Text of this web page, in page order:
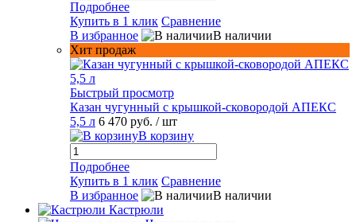
Подробнее
Купить в 1 клик Сравнение
В избранное
В наличии
Хит продаж
Быстрый просмотр
Казан чугунный с крышкой-сковородой АПЕКС
5,5 л 6 470 руб. / шт
В корзину
Подробнее
Купить в 1 клик Сравнение
В избранное
В наличии
Кастрюли